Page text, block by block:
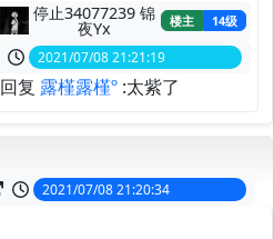
停止34077239 锦
夜Yx 楼主 14级
2021/07/08 21:21:19
回复 露槿露槿º :太紫了
2021/07/08 21:20:34